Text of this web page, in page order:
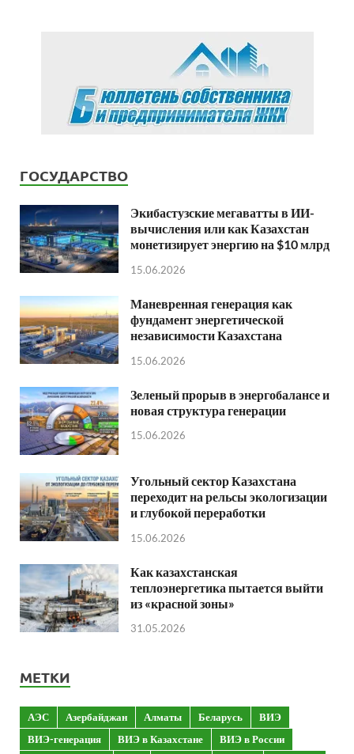
ГОСУДАРСТВО
Экибастузские мегаватты в ИИ-
вычисления или как Казахстан
монетизирует энергию на $10 млрд
15.06.2026
Маневренная генерация как
фундамент энергетической
независимости Казахстана
15.06.2026
Зеленый прорыв в энергобалансе и
новая структура генерации
15.06.2026
Угольный сектор Казахстана
переходит на рельсы экологизации
и глубокой переработки
15.06.2026
Как казахстанская
теплоэнергетика пытается выйти
из «красной зоны»
31.05.2026
МЕТКИ
АЭС Азербайджан Алматы Беларусь
ВИЭ
ВИЭ-генерация
ВИЭ в Казахстане
ВИЭ в России